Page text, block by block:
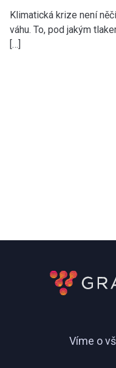
Klimatická krize není
váhu. To, pod jakým
[…]
Víme o